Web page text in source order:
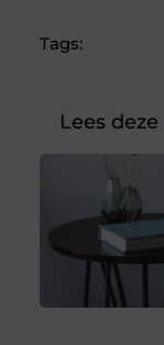
Tags:
Lees deze